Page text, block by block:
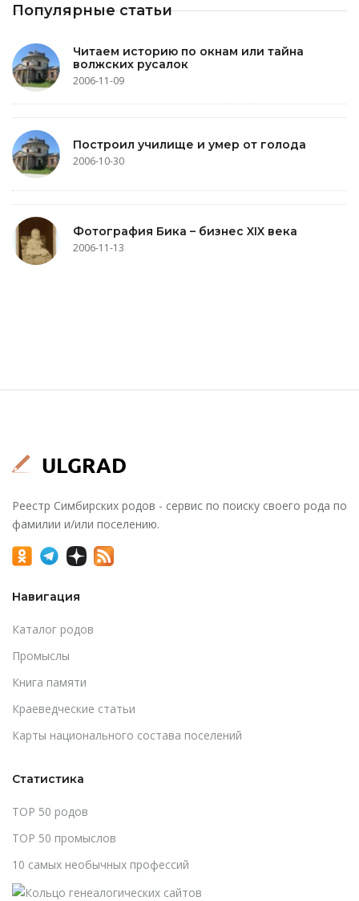
Популярные статьи
Читаем историю по окнам или тайна
волжских русалок
2006-11-09
Построил училище и умер от голода
2006-10-30
Фотография Бика – бизнес XIX века
2006-11-13
Реестр Симбирских родов - сервис по поиску своего рода по
фамилии и/или поселению.
Навигация
Каталог родов
Промыслы
Книга памяти
Краеведческие статьи
Карты национального состава поселений
Статистика
TOP 50 родов
TOP 50 промыслов
10 самых необычных профессий